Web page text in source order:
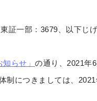
証一部：3679、以下じ
らせ」 の通り、2021年
制につきましては、